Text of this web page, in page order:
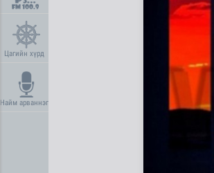
Цагийн хүрд
Найм арваннэг